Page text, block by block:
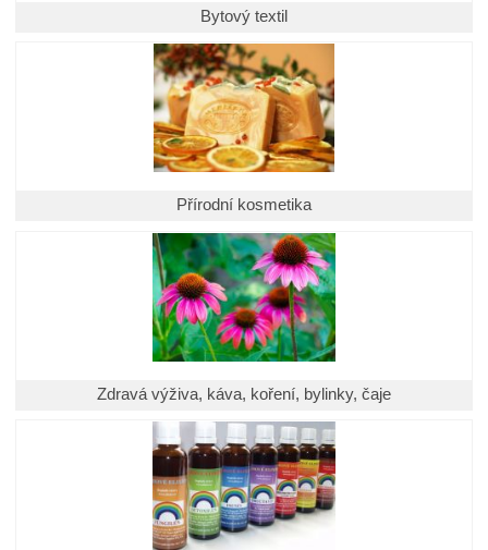
Bytový textil
Přírodní kosmetika
Zdravá výživa, káva, koření, bylinky, čaje